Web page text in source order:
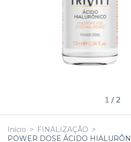
1 / 2
Início > FINALIZAÇÃO >
POWER DOSE ÁCIDO